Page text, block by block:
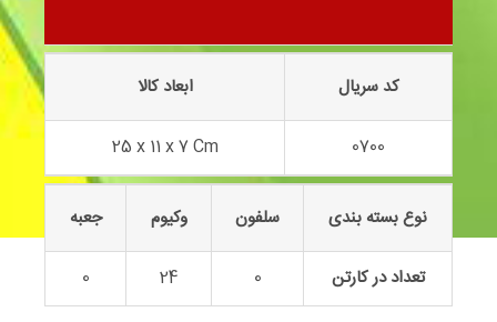
کد سریال ابعاد کالا
0700
25 x 11 x 7 Cm
نوع بسته بندی سلفون وکیوم جعبه
تعداد در کارتن 0
24
0